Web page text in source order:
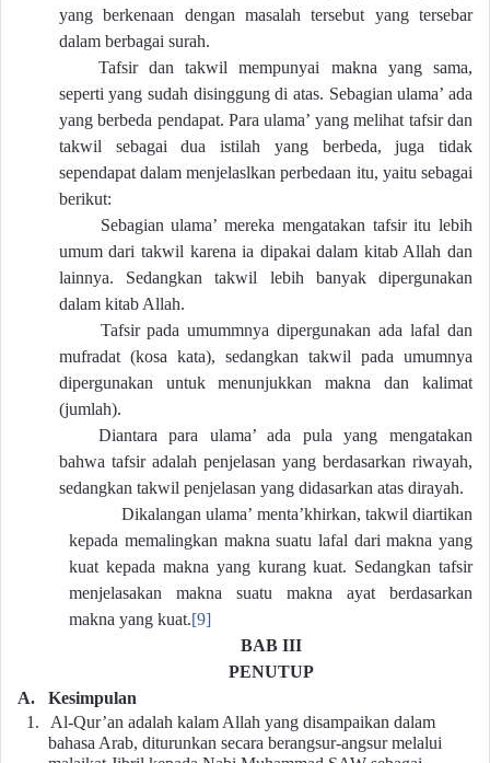
yang berkenaan dengan masalah tersebut yang tersebar
dalam berbagai surah.
Tafsir dan takwil mempunyai makna yang sama,
seperti yang sudah disinggung di atas. Sebagian ulama’ ada
yang berbeda pendapat. Para ulama’ yang melihat tafsir dan
takwil sebagai dua istilah yang berbeda, juga tidak
sependapat dalam menjelaslkan perbedaan itu, yaitu sebagai
berikut:
Sebagian ulama’ mereka mengatakan tafsir itu lebih
umum dari takwil karena ia dipakai dalam kitab Allah dan
lainnya. Sedangkan takwil lebih banyak dipergunakan
dalam kitab Allah.
Tafsir pada umummnya dipergunakan ada lafal dan
mufradat (kosa kata), sedangkan takwil pada umumnya
dipergunakan untuk menunjukkan makna dan kalimat
(jumlah).
Diantara para ulama’ ada pula yang mengatakan
bahwa tafsir adalah penjelasan yang berdasarkan riwayah,
sedangkan takwil penjelasan yang didasarkan atas dirayah.
Dikalangan ulama’ menta’khirkan, takwil diartikan
kepada memalingkan makna suatu lafal dari makna yang
kuat kepada makna yang kurang kuat. Sedangkan tafsir
menjelasakan makna suatu makna ayat berdasarkan
makna yang kuat.[9]
BAB III
PENUTUP
A.
Kesimpulan
1.
Al-Qur’an adalah kalam Allah yang disampaikan dalam
bahasa Arab, diturunkan secara berangsur-angsur melalui